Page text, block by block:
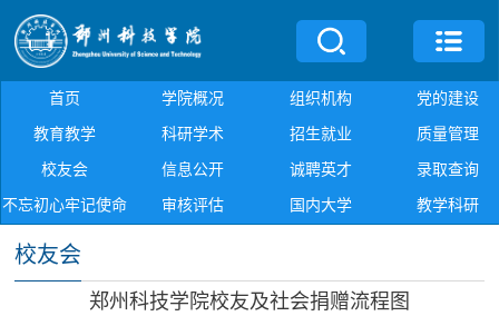
首页 学院概况 组织机构 党的建设
教育教学 科研学术 招生就业 质量管理
校友会 信息公开 诚聘英才 录取查询
不忘初心牢记使命 审核评估 国内大学 教学科研
校友会
郑州科技学院校友及社会捐赠流程图